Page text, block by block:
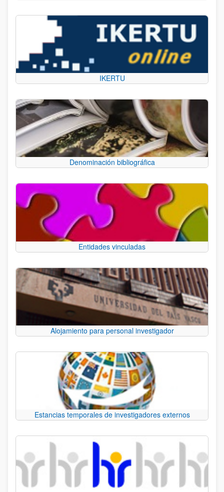
IKERTU
Denominación bibliográfica
Entidades vinculadas
Alojamiento para personal investigador
Estancias temporales de investigadores externos